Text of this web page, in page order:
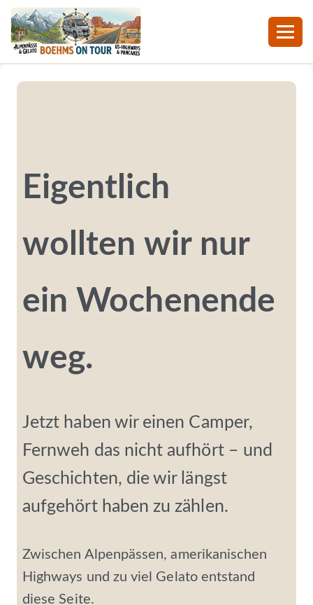
Eigentlich
wollten wir nur
ein Wochenende
weg.
Jetzt haben wir einen Camper,
Fernweh das nicht aufhört – und
Geschichten, die wir längst
aufgehört haben zu zählen.
Zwischen Alpenpässen, amerikanischen
Highways und zu viel Gelato entstand
diese Seite.